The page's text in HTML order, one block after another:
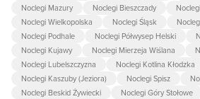
Noclegi Mazury
Noclegi Bieszczady
Noclegi Wielkopolska
Noclegi Śląsk
Noclegi Podhale
Noclegi Półwysep Helski
Noclegi Kujawy
Noclegi Mierzeja Wiślana
Noclegi Lubelszczyzna
Noclegi Kotlina Kłodzka
Noclegi Kaszuby (Jeziora)
Noclegi Spisz
Noclegi Beskid Żywiecki
Noclegi Góry Stołowe